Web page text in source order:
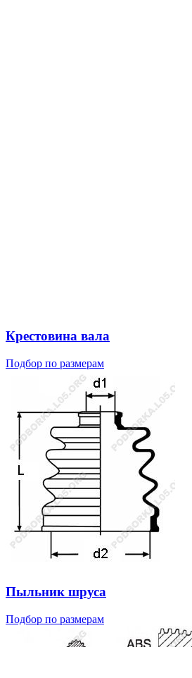
Крестовина вала
Подбор по размерам
Пыльник шруса
Подбор по размерам